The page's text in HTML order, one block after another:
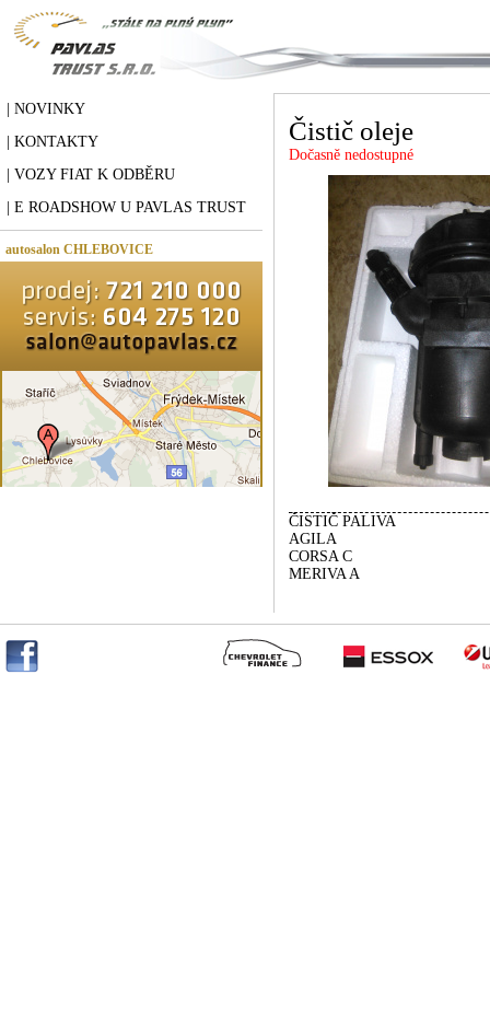
| NOVINKY
| KONTAKTY
| VOZY FIAT K ODBĚRU
| E ROADSHOW U PAVLAS TRUST
autosalon CHLEBOVICE
Čistič oleje
Dočasně nedostupné
ČISTIČ PALIVA
AGILA
CORSA C
MERIVA A